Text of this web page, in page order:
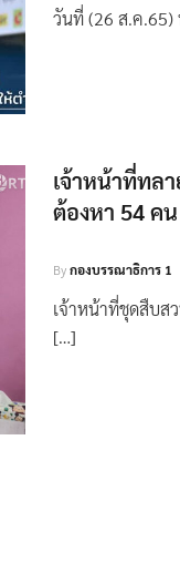
วันที่ (26 ส.ค.65)
เจ้าหน้าที่ทล
ต้องหา 54 คน
Byกองบรรณาธิการ 1
เจ้าหน้าที่ชุดสืบส
[…]